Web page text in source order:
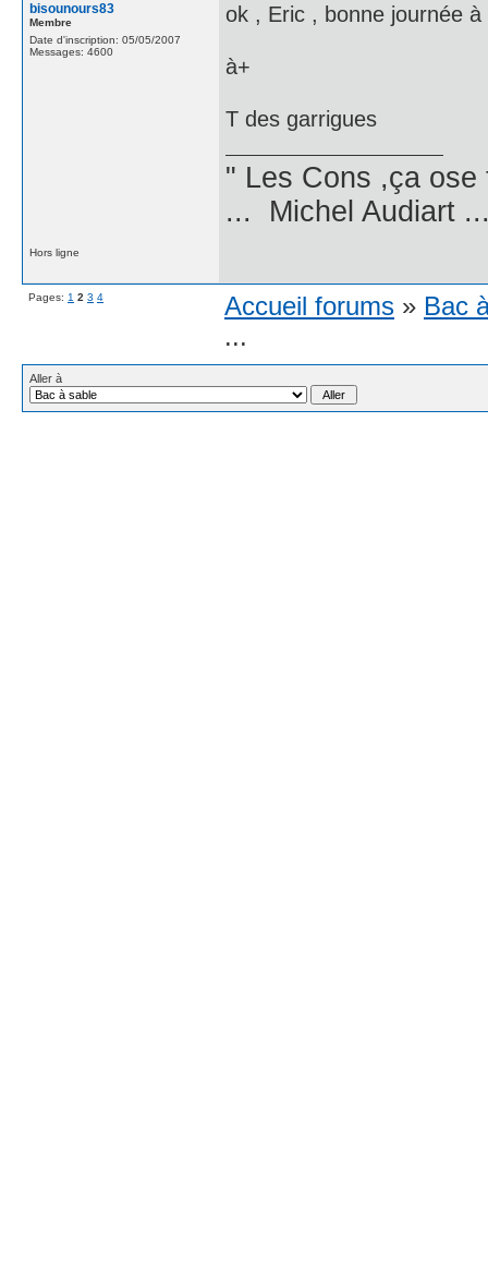
bisounours83
Membre
Date d'inscription: 05/05/2007
Messages: 4600
ok , Eric , bonne journée à
à+
T des garrigues
" Les Cons ,ça
... Michel Audiart
Hors ligne
Pages: 1 2 3 4 Accueil forums » Bac
...
Aller à